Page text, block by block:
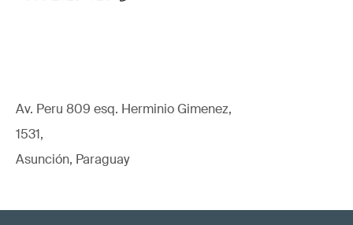
Av. Peru 809 esq. Herminio Gimenez,
1531,
Asunción, Paraguay